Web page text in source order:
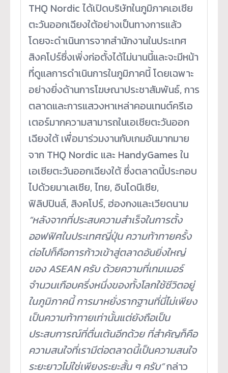
THQ Nordic ได้เปิดบริษัทในภูมิภาคเอเชีย
ตะวันออกเฉียงใต้อย่างเป็นทางการแล้ว
โดยจะดำเนินการจากสำนักงานในประเทศ
สิงคโปร์ซึ่งเพิ่งก่อตั้งได้ไม่นานนี้และจะมีหน้า
ที่ดูแลการดำเนินการในภูมิภาคนี้ โดยเฉพาะ
อย่างยิ่งด้านการโฆษณาประชาสัมพันธ์, การ
ตลาดและการแสวงหาเหล่าคอนเทนต์ครีเอ
เตอร์มากความสามารถในเอเชียตะวันออก
เฉียงใต้ เพื่อมาร่วมงานกับเกมอันมากมาย
จาก THQ Nordic และ HandyGames ใน
เอเชียตะวันออกเฉียงใต้ ซึ่งตลาดนี้ประกอบ
ไปด้วยมาเลเซีย, ไทย, อินโดนีเซีย,
ฟิลิปปินส์, สิงคโปร์, ฮ่องกงและเวียดนาม
“หลังจากที่ประสบความสำเร็จในการตั้ง
ออฟฟิศในประเทศญี่ปุ่น ความท้าทายครั้ง
ต่อไปก็คือการก้าวเข้าสู่ตลาดอันยิ่งใหญ่
ของ ASEAN ครับ ด้วยความที่เกมเมอร์
จำนวนเกือบครึ่งหนึ่งของทั้งโลกใช้ชีวิตอยู่
ในภูมิภาคนี้ การมาหยั่งรากฐานที่นี่ไม่เพียง
เป็นความท้าทายเท่านั้นแต่ยังถือเป็น
ประสบการณ์ที่ตื่นเต้นอีกด้วย ที่สำคัญก็คือ
ความสนใจที่เรามีต่อตลาดนี้เป็นความสนใจ
ระยะยาวไม่ใช่เพียงระยะสั้น ๆ ครับ”กล่าว